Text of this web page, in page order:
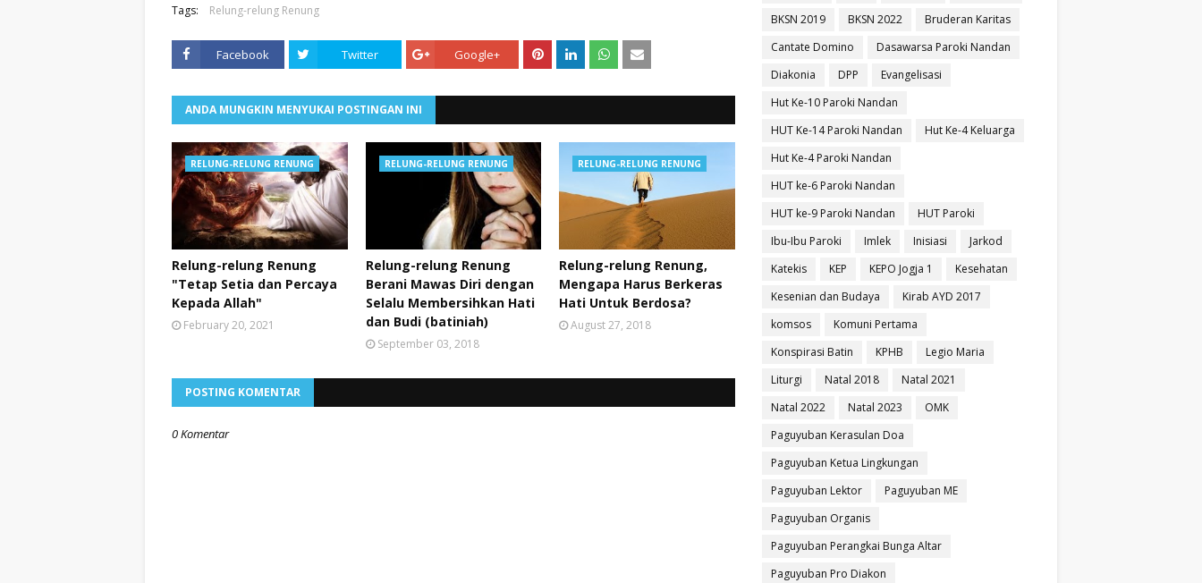
Tags: Relung-relung Renung
Facebook Twitter Google+
ANDA MUNGKIN MENYUKAI POSTINGAN INI
RELUNG-RELUNG RENUNG
Relung-relung Renung
"Tetap Setia dan Percaya
Kepada Allah"
February 20, 2021
RELUNG-RELUNG RENUNG
Relung-relung Renung
Berani Mawas Diri dengan
Selalu Membersihkan Hati
dan Budi (batiniah)
September 03, 2018
RELUNG-RELUNG RENUNG
Relung-relung Renung,
Mengapa Harus Berkeras
Hati Untuk Berdosa?
August 27, 2018
POSTING KOMENTAR
0 Komentar
BKSN 2019
BKSN 2022
Bruderan Karitas
Cantate Domino
Dasawarsa Paroki Nandan
Diakonia
DPP
Evangelisasi
Hut Ke-10 Paroki Nandan
HUT Ke-14 Paroki Nandan
Hut Ke-4 Keluarga
Hut Ke-4 Paroki Nandan
HUT ke-6 Paroki Nandan
HUT ke-9 Paroki Nandan
HUT Paroki
Ibu-Ibu Paroki
Imlek Inisiasi
Jarkod
Katekis
KEP KEPO Jogja 1
Kesehatan
Kesenian dan Budaya
Kirab AYD 2017
komsos
Komuni Pertama
Konspirasi Batin
KPHB
Legio Maria
Liturgi
Natal 2018
Natal 2021
Natal 2022
Natal 2023
OMK
Paguyuban Kerasulan Doa
Paguyuban Ketua Lingkungan
Paguyuban Lektor
Paguyuban ME
Paguyuban Organis
Paguyuban Perangkai Bunga Altar
Paguyuban Pro Diakon